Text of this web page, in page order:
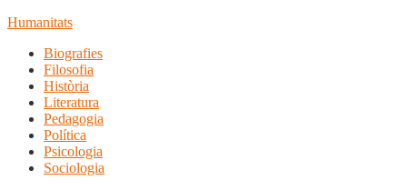
Humanitats
Biografies
Filosofia
Història
Literatura
Pedagogia
Política
Psicologia
Sociologia